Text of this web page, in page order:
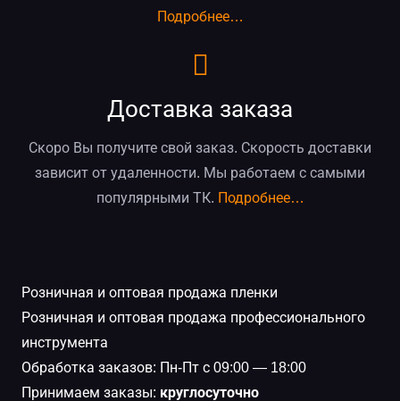
Подробнее…
Доставка заказа
Скоро Вы получите свой заказ. Скорость доставки
зависит от удаленности. Мы работаем с самыми
популярными ТК. Подробнее…
Розничная и оптовая продажа пленки
Розничная и оптовая продажа профессионального
инструмента
Обработка заказов: Пн-Пт с 09:00 — 18:00
Принимаем заказы: круглосуточно